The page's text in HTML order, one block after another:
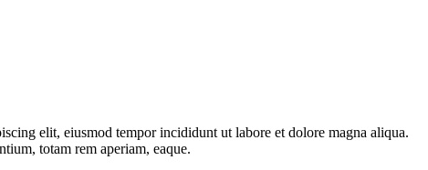
elit, eiusmod tempor incididunt ut labore et dolore magna aliqua.
totam rem aperiam, eaque.